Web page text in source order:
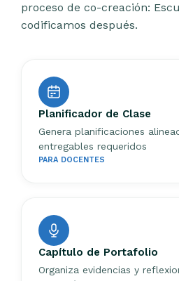
proceso de co-creación:
codificamos después.
Planificador de Clase
Genera planificaciones
entregables requeridos
PARA DOCENTES
Capítulo de Portafolio
Organiza evidencias y